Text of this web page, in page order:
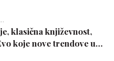
klasična književnost,
koje nove trendove u
BabyCenter